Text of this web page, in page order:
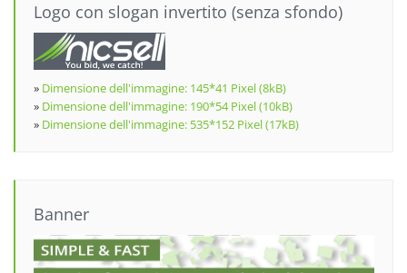
Logo con slogan invertito (senza sfondo)
» Dimensione dell'immagine: 145*41 Pixel (8kB)
» Dimensione dell'immagine: 190*54 Pixel (10kB)
» Dimensione dell'immagine: 535*152 Pixel (17kB)
Banner